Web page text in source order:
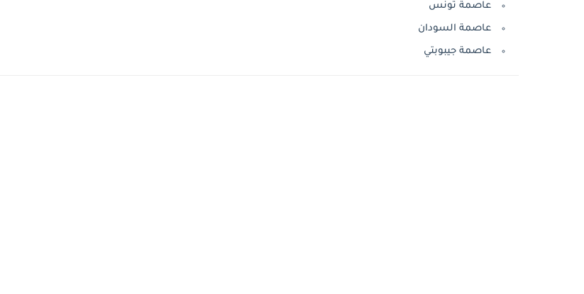
عاصمة تونس
عاصمة السودان
عاصمة جيبوبتي